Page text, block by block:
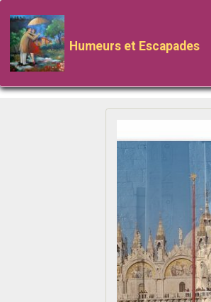
Humeurs et Escapades